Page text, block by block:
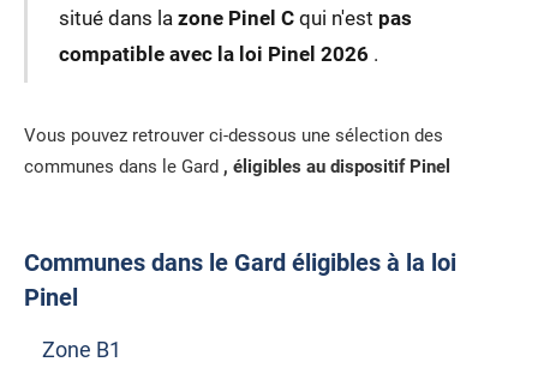
situé dans la zone Pinel Cqui n'est pas
compatible avec la loi Pinel 2026 .
Vous pouvez retrouver ci-dessous une sélection des
communes dans le Gard , éligibles au dispositif Pinel
Communes dans le Gard éligibles à la loi
Pinel
Zone B1